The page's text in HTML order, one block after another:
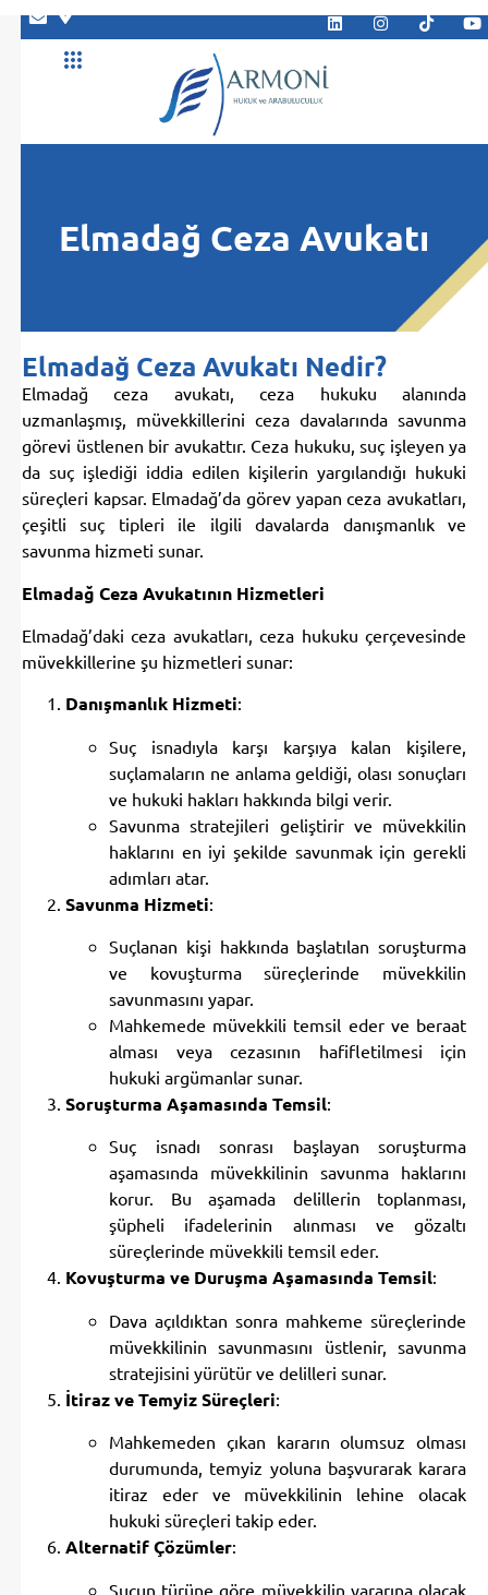
Elmadağ Ceza Avukatı
Elmadağ Ceza Avukatı Nedir?
Elmadağ ceza avukatı, ceza hukuku alanında
uzmanlaşmış, müvekkillerini ceza davalarında savunma
görevi üstlenen bir avukattır. Ceza hukuku, suç işleyen ya
da suç işlediği iddia edilen kişilerin yargılandığı hukuki
süreçleri kapsar. Elmadağ’da görev yapan ceza avukatları,
çeşitli suç tipleri ile ilgili davalarda danışmanlık ve
savunma hizmeti sunar.
Elmadağ Ceza Avukatının Hizmetleri
Elmadağ’daki ceza avukatları, ceza hukuku çerçevesinde
müvekkillerine şu hizmetleri sunar:
Danışmanlık Hizmeti:
Suç isnadıyla karşı karşıya kalan kişilere,
suçlamaların ne anlama geldiği, olası sonuçları
ve hukuki hakları hakkında bilgi verir.
Savunma stratejileri geliştirir ve müvekkilin
haklarını en iyi şekilde savunmak için gerekli
adımları atar.
Savunma Hizmeti
Suçlanan kişi hakkında başlatılan soruşturma
ve kovuşturma süreçlerinde müvekkilin
savunmasını yapar.
Mahkemede müvekkili temsil eder ve beraat
alması veya cezasının hafifletilmesi için
hukuki argümanlar sunar.
Soruşturma Aşamasında Temsil:
Suç isnadı sonrası başlayan soruşturma
aşamasında müvekkilinin savunma haklarını
korur. Bu aşamada delillerin toplanması,
şüpheli ifadelerinin alınması ve gözaltı
süreçlerinde müvekkili temsil eder.
Kovuşturma ve Duruşma Aşamasında Temsil:
Dava açıldıktan sonra mahkeme süreçlerinde
müvekkilinin savunmasını üstlenir, savunma
stratejisini yürütür ve delilleri sunar.
İtiraz ve Temyiz Süreçleri
Mahkemeden çıkan kararın olumsuz olması
durumunda, temyiz yoluna başvurarak karara
itiraz eder ve müvekkilinin lehine olacak
hukuki süreçleri takip eder.
Alternatif Çözümler:
Suçun türüne göre müvekkilin yararına olacak